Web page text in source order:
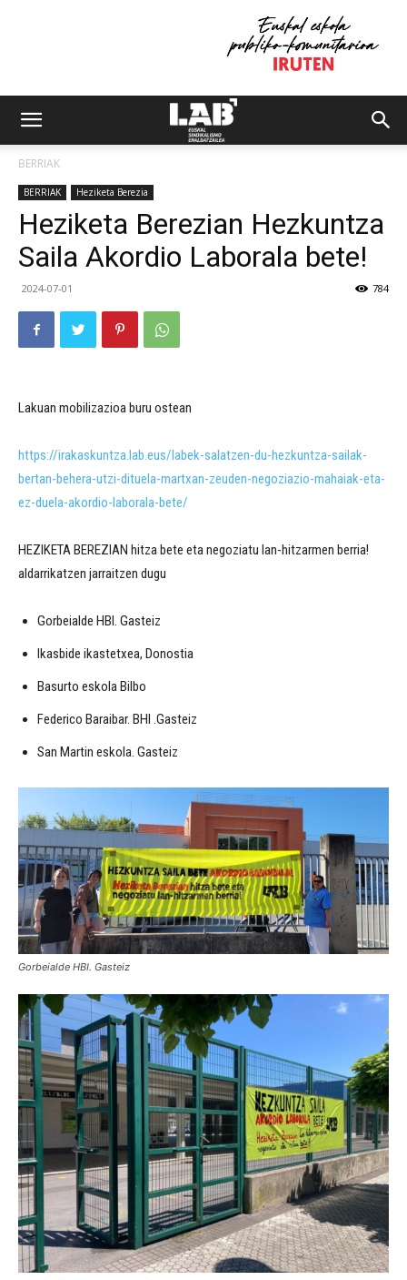
BERRIAK
BERRIAK Heziketa Berezia
Heziketa Berezian Hezkuntza
Saila Akordio Laborala bete!
2024-07-01 784
Lakuan mobilizazioa buru ostean
https://irakaskuntza.lab.eus/labek-salatzen-du-hezkuntza-sailak-
bertan-behera-utzi-dituela-martxan-zeuden-negoziazio-mahaiak-eta-
ez-duela-akordio-laborala-bete/
HEZIKETA BEREZIAN hitza bete eta negoziatu lan-hitzarmen berria!
aldarrikatzen jarraitzen dugu
Gorbeialde HBI. Gasteiz
Ikasbide ikastetxea, Donostia
Basurto eskola Bilbo
Federico Baraibar. BHI .Gasteiz
San Martin eskola. Gasteiz
Gorbeialde HBI. Gasteiz